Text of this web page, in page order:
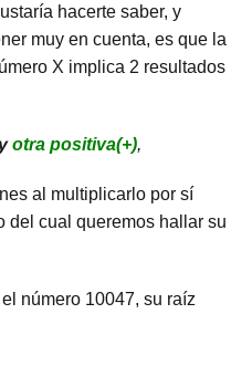
hacerte saber, y
muy en cuenta, es que la
X implica 2 resultados
otra positiva(+),
al multiplicarlo por sí
del cual queremos hallar su
número 10047, su raíz